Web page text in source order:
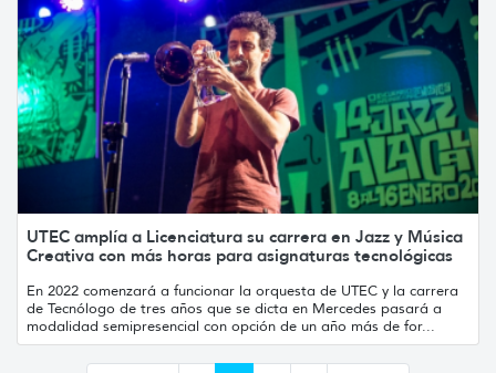
UTEC amplía a Licenciatura su carrera en Jazz y Música
Creativa con más horas para asignaturas tecnológicas
En 2022 comenzará a funcionar la orquesta de UTEC y la carrera
de Tecnólogo de tres años que se dicta en Mercedes pasará a
modalidad semipresencial con opción de un año más de for...